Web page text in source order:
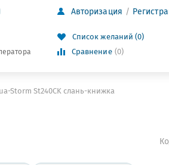
Авторизация
Список желаний (0)
Сравнение (0)
Storm St240CK слань-книжка